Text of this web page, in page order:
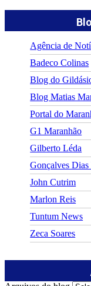
Agência de
Badeco Colinas
Blog do
Blog Matias
Portal do
G1 Maranhão
Gilberto Léda
Gonçalves
John Cutrim
Marlon Reis
Tuntum News
Zeca Soares